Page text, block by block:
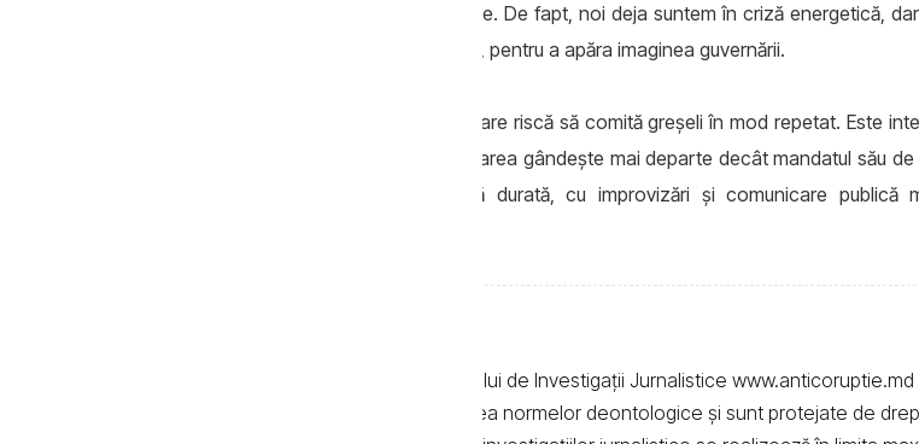
se mișcă în direcția unei crize energetice. De fapt, noi deja suntem în criză energetică,
PAS se pare că vrea să ignore realitatea, pentru a apăra imaginea guvernării.
Fără gândire strategică, această guvernare riscă să comită greșeli în mod repetat. Este
materie de integrare europeană, guvernarea gândește mai departe decât mandatul său de
alte domenii, viziunea este de scurtă durată, cu improvizări și comunicare publică
Textele de pe pagina web a Centrului de Investigații Jurnalistice
realizate de jurnaliști, cu respectarea normelor deontologice și sunt protejate de